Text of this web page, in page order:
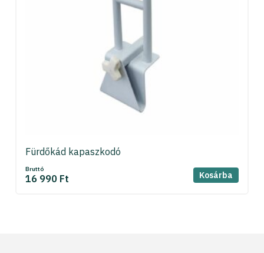
Fürdőkád kapaszkodó
Bruttó
16 990 Ft Kosárba